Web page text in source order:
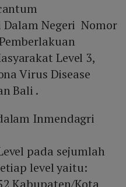
Negeri Nomor
Level 3,
Virus Disease
Bali .
Inmendagri
pada sejumlah
level yaitu: